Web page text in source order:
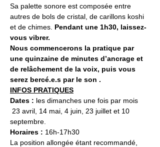
Sa palette sonore est composée entre
autres de bols de cristal, de carillons koshi
et de chimes. Pendant une 1h30, laissez-
vous vibrer.
Nous commencerons la pratique par
une quinzaine de minutes d’ancrage et
de relâchement de la voix, puis vous
serez bercé.e.s par le son .
INFOS PRATIQUES
Dates : les dimanches une fois par mois
23 avril, 14 mai, 4 juin, 23 juillet et 10
septembre.
Horaires : 16h-17h30
La position allongée étant recommandé,